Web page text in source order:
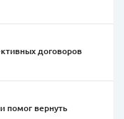
договоров
помог вернуть